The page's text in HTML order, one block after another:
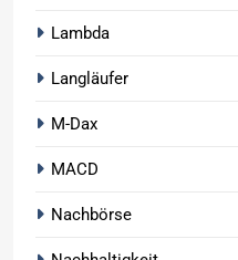
Lambda
Langläufer
M-Dax
MACD
Nachbörse